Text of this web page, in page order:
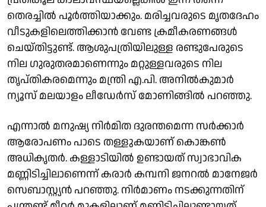
തെരച്ചിൽ പൂർത്തിയാക്കും. മരിച്ചവരുടെ മൃതദേഹം
വീടുകളിലെത്തിക്കാൻ വേണ്ട ക്രമീകരണങ്ങൾ
ചെയ്തിട്ടുണ്ട്. ആശുപത്രിയിലുള്ള രണ്ടുപേരുടെ
നില ഗുരുതരമാണെന്നും മറ്റുള്ളവരുടെ നില
തൃപ്തികരമെന്നും മന്ത്രി എ.പി. അനിൽകുമാർ
ന്യൂസ് മലയാളം ലീഡേർസ് മോണിങ്ങിൽ പറഞ്ഞു.
എന്നാൽ മനുഷ്യ നിർമിത ദുരന്തമെന്ന സർക്കാർ
ആരോപണം പാടെ തള്ളുകയാണ് കൊങ്കൺ
അധികൃതർ. കള്ളാടിയിൽ ഉണ്ടായത് സ്വാഭാവിക
മണ്ണിടിച്ചിലാണെന്ന് കരാർ കമ്പനി ജനറൽ മാനേജർ
സെബാസ്റ്റ്യൻ പറഞ്ഞു. നിർമാണം നടക്കുന്നതിന്